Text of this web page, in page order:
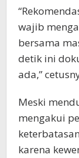
wajib
bersama
detik ini
ada,”
Meski
mengakui
karena